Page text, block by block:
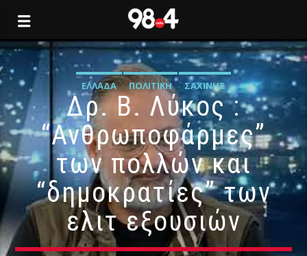
ΕΛΛΆΔΑ ΠΟΛΙΤΙΚΉ ΣΑΧΊΝΗΣ
Δρ. Β. Λύκος :
“Ανθρωποφάρμες”
των πολλών και
“δημοκρατίες” των
ελιτ εξουσιών